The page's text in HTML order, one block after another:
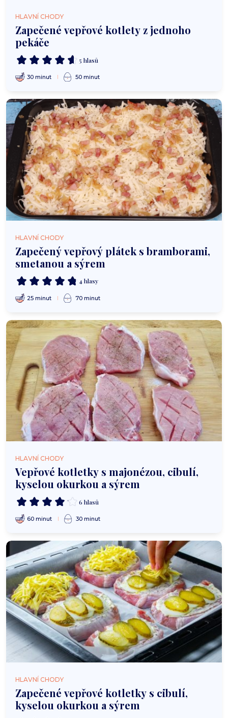
HLAVNÍ CHODY
Zapečené vepřové kotlety z jednoho
pekáče
5 hlasů
30 minut 50 minut
HLAVNÍ CHODY
Zapečený vepřový plátek s bramborami,
smetanou a sýrem
4 hlasy
25 minut 70 minut
HLAVNÍ CHODY
Vepřové kotletky s majonézou, cibulí,
kyselou okurkou a sýrem
6 hlasů
60 minut 30 minut
HLAVNÍ CHODY
Zapečené vepřové kotletky s cibulí,
kyselou okurkou a sýrem